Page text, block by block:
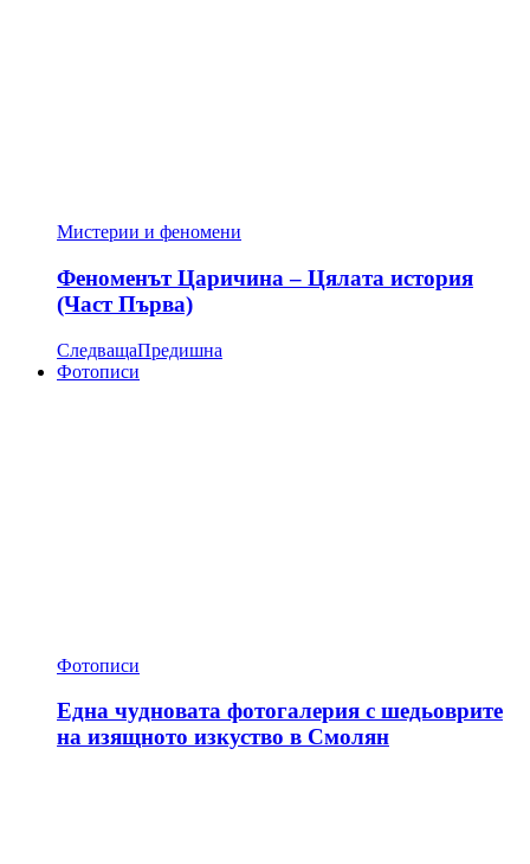
Мистерии и феномени
Феноменът Царичина – Цялата история
(Част Първа)
СледващаПредишна
Фотописи
Фотописи
Една чудновата фотогалерия с шедьоврите
на изящното изкуство в Смолян